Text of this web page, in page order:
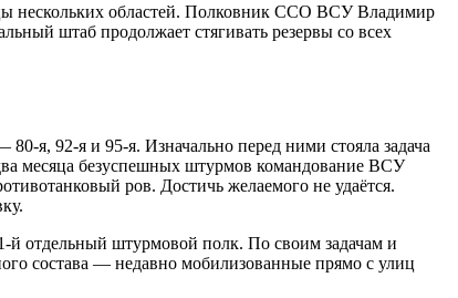
нескольких областей. Полковник ССО ВСУ Владимир
штаб продолжает стягивать резервы со всех
я, 92-я и 95-я. Изначально перед ними стояла задача
месяца безуспешных штурмов командование ВСУ
ров. Достичь желаемого не удаётся.
й отдельный штурмовой полк. По своим задачам и
состава — недавно мобилизованные прямо с улиц